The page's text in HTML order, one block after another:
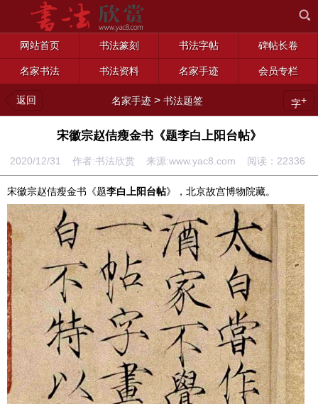
网站首页 书法篆刻 书法字帖 碑帖长卷
名家书法 书法资料 名家手迹 会员专栏
返回 名家手迹 >书法题签 字+
宋徽宗赵佶瘦金书《题李白上阳台帖》
2020/12/31 作者:书法欣赏 来源:www.yac8.com 阅读： 22336
宋徽宗赵佶瘦金书《题李白上阳台帖》，北京故宫博物院藏。